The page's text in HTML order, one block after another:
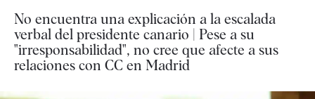
No encuentra una explicación a la escalada
verbal del presidente canario | Pese a su
"irresponsabilidad", no cree que afecte a sus
relaciones con CC en Madrid